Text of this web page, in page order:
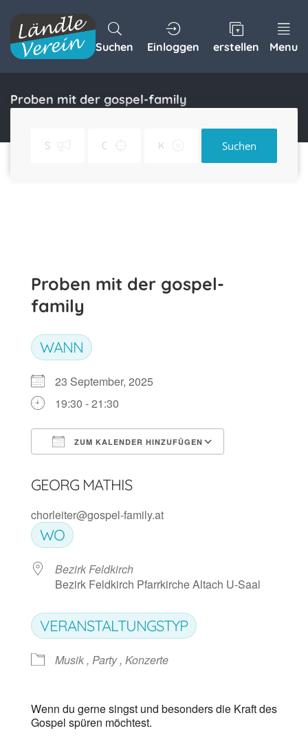
Suchen Einloggen erstellen Menu
Proben mit der gospel-family
Suchen
Proben mit der gospel-
family
WANN
23 September, 2025
19:30 - 21:30
ZUM KALENDER HINZUFÜGEN
GEORG MATHIS
chorleiter@gospel-family.at
WO
Bezirk Feldkirch
Bezirk Feldkirch Pfarrkirche Altach U-Saal
VERANSTALTUNGSTYP
Musik , Party , Konzerte
Wenn du gerne singst und besonders die Kraft des
Gospel spüren möchtest.